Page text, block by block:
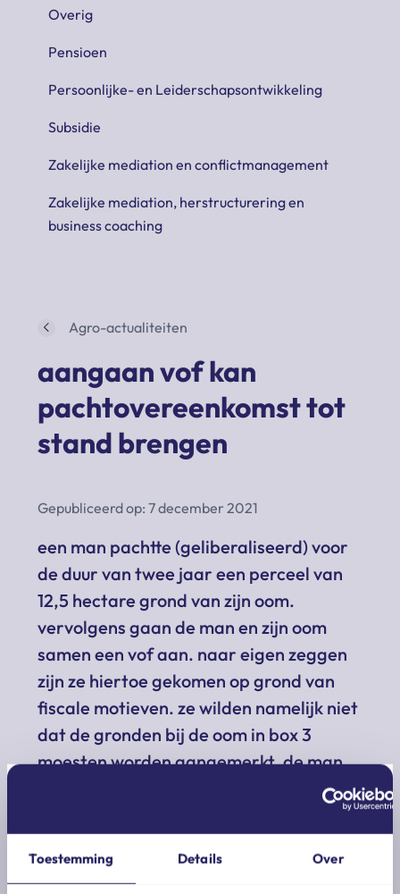
Toestemming Details Over
Overig
Pensioen
Persoonlijke- en Leiderschapsontwikkeling
Subsidie
Zakelijke mediation en conflictmanagement
Zakelijke mediation, herstructurering en
business coaching
Agro-actualiteiten
aangaan vof kan
pachtovereenkomst tot
stand brengen
Gepubliceerd op: 7 december 2021
een man pachtte (geliberaliseerd) voor
de duur van twee jaar een perceel van
12,5 hectare grond van zijn oom.
vervolgens gaan de man en zijn oom
samen een vof aan. naar eigen zeggen
zijn ze hiertoe gekomen op grond van
fiscale motieven. ze wilden namelijk niet
dat de gronden bij de oom in box 3
moesten worden aangemerkt. de man
moest oordelen of met het aangaan van
de vof nu een nieuwe